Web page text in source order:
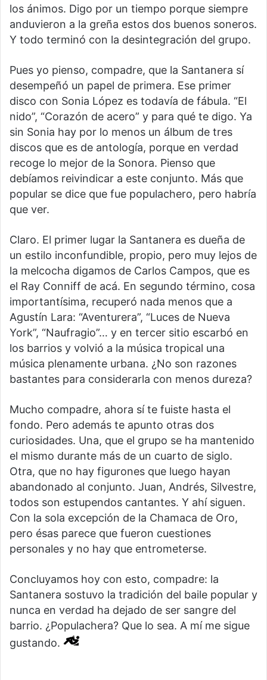
los ánimos. Digo por un tiempo porque siempre
anduvieron a la greña estos dos buenos soneros.
Y todo terminó con la desintegración del grupo.
Pues yo pienso, compadre, que la Santanera sí
desempeñó un papel de primera. Ese primer
disco con Sonia López es todavía de fábula. “El
nido”, “Corazón de acero” y para qué te digo. Ya
sin Sonia hay por lo menos un álbum de tres
discos que es de antología, porque en verdad
recoge lo mejor de la Sonora. Pienso que
debíamos reivindicar a este conjunto. Más que
popular se dice que fue populachero, pero habría
que ver.
Claro. El primer lugar la Santanera es dueña de
un estilo inconfundible, propio, pero muy lejos de
la melcocha digamos de Carlos Campos, que es
el Ray Conniff de acá. En segundo término, cosa
importantísima, recuperó nada menos que a
Agustín Lara: “Aventurera”, “Luces de Nueva
York”, “Naufragio”… y en tercer sitio escarbó en
los barrios y volvió a la música tropical una
música plenamente urbana. ¿No son razones
bastantes para considerarla con menos dureza?
Mucho compadre, ahora sí te fuiste hasta el
fondo. Pero además te apunto otras dos
curiosidades. Una, que el grupo se ha mantenido
el mismo durante más de un cuarto de siglo.
Otra, que no hay figurones que luego hayan
abandonado al conjunto. Juan, Andrés, Silvestre,
todos son estupendos cantantes. Y ahí siguen.
Con la sola excepción de la Chamaca de Oro,
pero ésas parece que fueron cuestiones
personales y no hay que entrometerse.
Concluyamos hoy con esto, compadre: la
Santanera sostuvo la tradición del baile popular y
nunca en verdad ha dejado de ser sangre del
barrio. ¿Populachera? Que lo sea. A mí me sigue
gustando.